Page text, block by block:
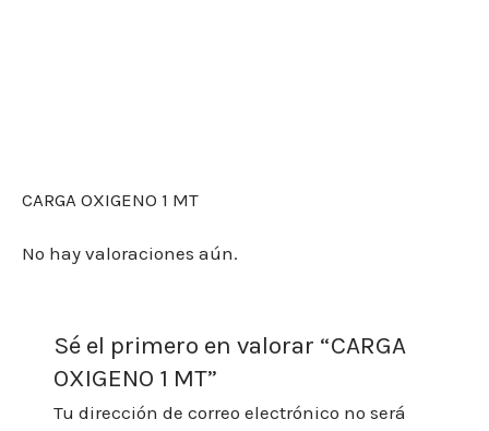
CARGA OXIGENO 1 MT
No hay valoraciones aún.
Sé el primero en valorar “CARGA
OXIGENO 1 MT”
Tu dirección de correo electrónico no será